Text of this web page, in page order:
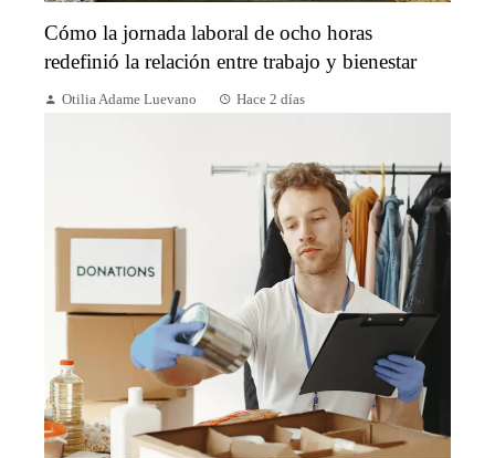
Cómo la jornada laboral de ocho horas
redefinió la relación entre trabajo y bienestar
Otilia Adame Luevano Hace 2 días